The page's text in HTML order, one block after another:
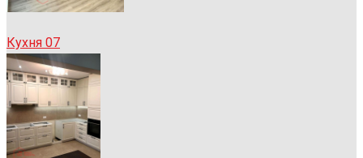
Кухня 07